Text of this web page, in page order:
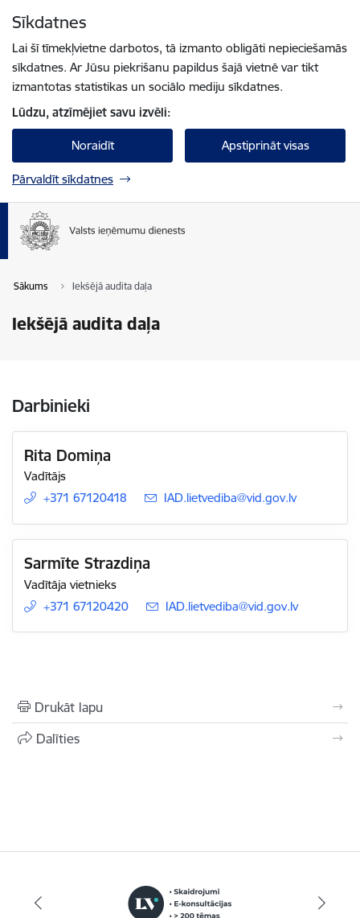
Sīkdatnes
Lai šī tīmekļvietne darbotos, tā izmanto obligāti nepieciešamās
sīkdatnes. Ar Jūsu piekrišanu papildus šajā vietnē var tikt
izmantotas statistikas un sociālo mediju sīkdatnes.
Lūdzu, atzīmējiet savu izvēli:
Noraidīt Apstiprināt visas
Pārvaldīt sīkdatnes
Sākums Iekšējā audita daļa
Iekšējā audita daļa
Darbinieki
Rita Domiņa
Vadītājs
+371 67120418
E-pasts:
IAD.lietvediba@vid.gov.lv
Sarmīte Strazdiņa
Vadītāja vietnieks
+371 67120420
E-pasts:
IAD.lietvediba@vid.gov.lv
Drukāt lapu
Dalīties